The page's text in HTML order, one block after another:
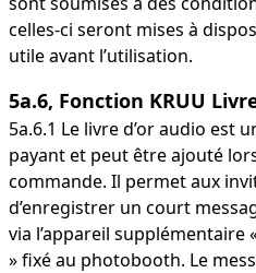
celles-ci seront mises à
utile avant l’utilisation.
5a.6, Fonction KRUU
5a.6.1 Le livre d’or audio est
payant et peut être ajouté
commande. Il permet aux
d’enregistrer un court
via l’appareil
» fixé au photobooth. Le